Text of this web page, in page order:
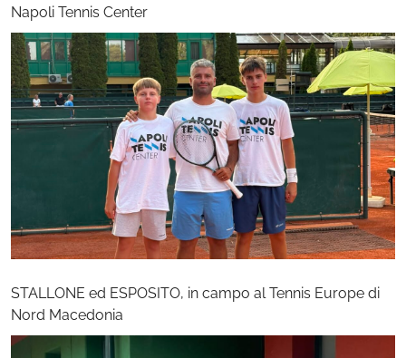
Napoli Tennis Center
STALLONE ed ESPOSITO, in campo al Tennis Europe di
Nord Macedonia